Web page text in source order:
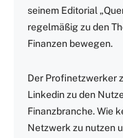
seinem Editorial
regelmäßig zu den
Finanzen bewegen.
Der Profinetzwerker
Linkedin zu den
Finanzbranche. Wie
Netzwerk zu nutzen